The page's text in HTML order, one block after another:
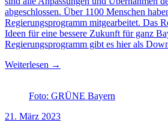
abgeschlossen. Über 1100 Menschen
Regierungsprogramm mitgearbeitet. Das
Ideen für eine bessere Zukunft für ganz
Regierungsprogramm gibt es hier als
Weiterlesen →
Foto: GRÜNE Bayern
21. März 2023